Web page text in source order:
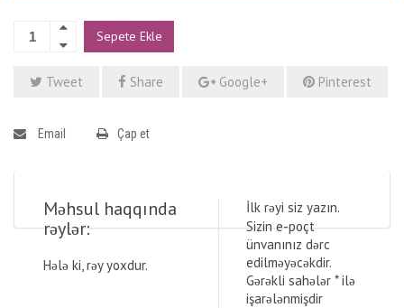
Sepete Ekle
Tweet Share Google+ Pinterest
Email Çap et
Məhsul haqqında
rəylər:
Hələ ki, rəy yoxdur.
İlk rəyi siz yazın.
Sizin e-poçt
ünvanınız dərc
edilməyəcəkdir.
Gərəkli sahələr *ilə
işarələnmişdir